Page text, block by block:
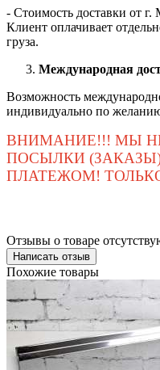
- Стоимость доставки от г.
Клиент оплачивает
груза.
Международная
Возможность
индивидуально по
ВНИМАНИЕ!!! МЫ
ПОСЫЛКИ
ПЛАТЕЖОМ!
Отзывы о товаре
Написать отзыв
Похожие товары